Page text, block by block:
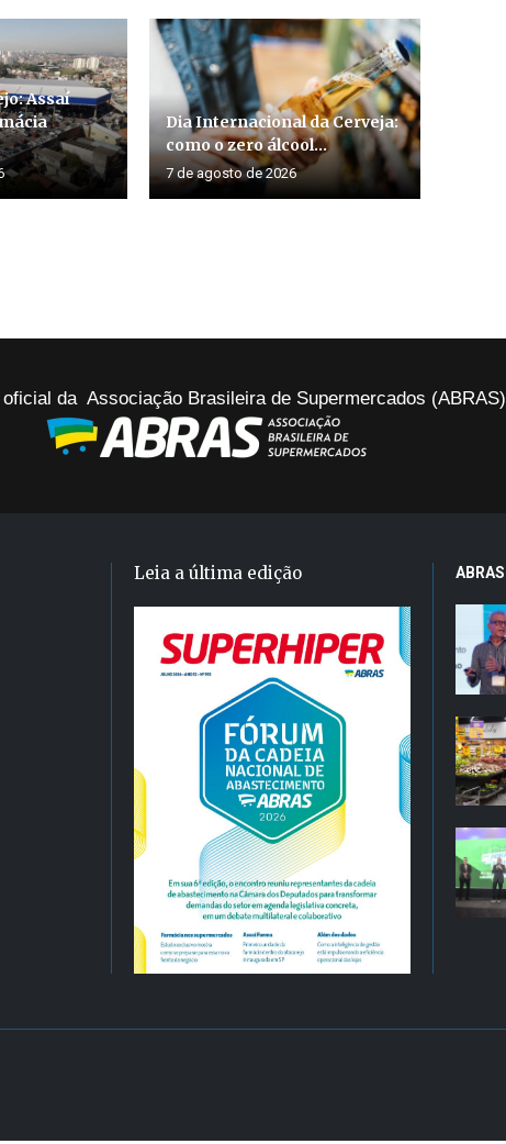
Assaí
Dia Internacional da Cerveja:
como o zero álcool...
7 de agosto de 2026
oficial da Associação Brasileira de Supermercados (ABRAS)
Leia a última edição ABRAS